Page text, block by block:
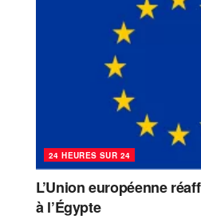
24 HEURES SUR 24
L’Union européenne
à l’Égypte